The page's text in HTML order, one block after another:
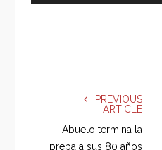
PREVIOUS
ARTICLE
Abuelo termina la
prepa a sus 80 años